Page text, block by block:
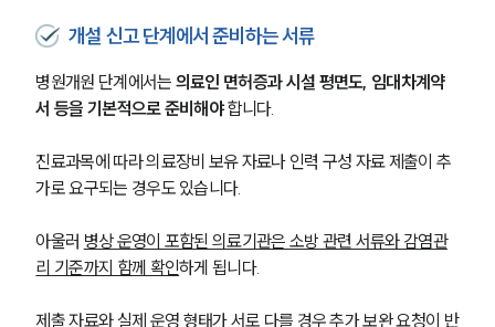
개설 신고 단계에서 준비하는 서류
병원개원 단계에서는 의료인 면허증과 시설 평면도, 임대차계약
서 등을 기본적으로 준비해야 합니다.
진료과목에 따라 의료장비 보유 자료나 인력 구성 자료 제출이 추
가로 요구되는 경우도 있습니다.
아울러 병상 운영이 포함된 의료기관은 소방 관련 서류와 감염관
리 기준까지 함께 확인하게 됩니다.
제출 자료와 실제 운영 형태가 서로 다를 경우 추가 보완 요청이 반